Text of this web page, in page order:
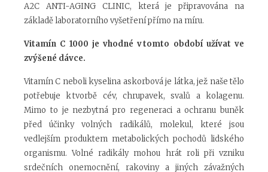
A2C ANTI-AGING CLINIC, která je připravována na
základě laboratorního vyšetření přímo na míru.
Vitamín C 1000 je vhodné v tomto období užívat ve
zvýšené dávce.
Vitamín C neboli kyselina askorbová je látka, jež naše tělo
potřebuje k tvorbě cév, chrupavek, svalů a kolagenu.
Mimo to je nezbytná pro regeneraci a ochranu buněk
před účinky volných radikálů, molekul, které jsou
vedlejším produktem metabolických pochodů lidského
organismu. Volné radikály mohou hrát roli při vzniku
srdečních onemocnění, rakoviny a jiných závažných